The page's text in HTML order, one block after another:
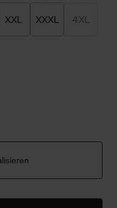
XXL XXXL 4XL